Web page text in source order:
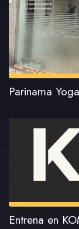
Parinama Yoga
Entrena en